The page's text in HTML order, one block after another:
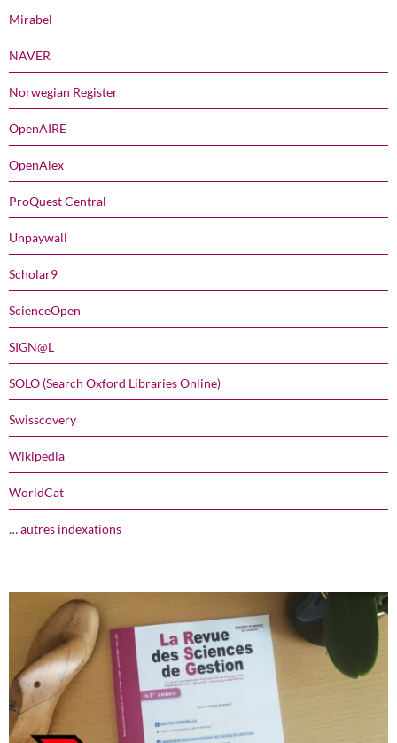
Mirabel
NAVER
Norwegian Register
OpenAIRE
OpenAlex
ProQuest Central
Unpaywall
Scholar9
ScienceOpen
SIGN@L
SOLO (Search Oxford Libraries Online)
Swisscovery
Wikipedia
WorldCat
… autres indexations